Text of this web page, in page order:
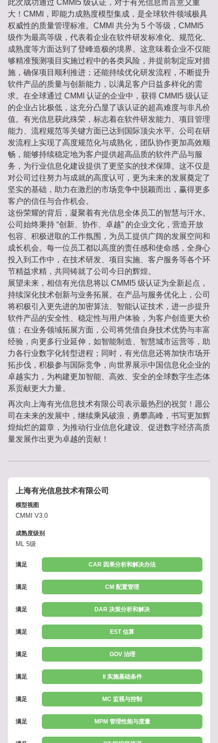
此次成功通过 CMMI5 级认证，对于有光信息而言意义重
大！CMMI，即能力成熟度模型集成，是全球软件领域极具
权威性的质量管理标准。CMMI 共分为 5 个等级，CMMI5
级作为最高等级，代表着企业在软件研发标准化、规范化、
成熟度等方面达到了登峰造极的境界。这意味着企业不仅能
够精准预测项目实施过程中的各类风险，并提前制定应对措
施，确保项目顺利推进；还能持续优化研发流程，不断提升
软件产品的质量与创新能力，以满足客户日益多样化的需
求。在全球通过 CMMI 认证的企业中，获得 CMMI5 级认证
的企业占比极低，这充分凸显了该认证的超高难度与非凡价
值。有光信息获此殊荣，标志着在软件研发能力、项目管理
能力、流程规范等关键方面已达到国际顶尖水平。公司在研
发流程上实现了高度规范化与成熟化，团队协作更加高效顺
畅，能够持续稳定地为客户提供超高品质的软件产品与服
务，为行业信息化建设提供了更坚实的技术保障。这不仅是
对公司过往努力与成就的高度认可，更为未来的发展奠定了
坚实的基础，助力在激烈的市场竞争中脱颖而出，赢得更多
客户的信任与合作机会。
这份荣耀的背后，凝聚着有光信息全体员工的智慧与汗水。
公司始终秉持 “创新、协作、卓越” 的企业文化，营造开放
包容、积极进取的工作氛围，为员工提供广阔的发展空间和
成长机会。每一位员工都以高度的责任感和使命感，全身心
投入到工作中，在技术研发、项目实施、客户服务等各个环
节精益求精，共同铸就了公司今日的辉煌。
展望未来，相信有光信息将以 CMMI5 级认证为全新起点，
持续深化技术创新与业务拓展。在产品与服务优化上，公司
将积极引入更先进的加密算法、智能认证技术，进一步提升
软件产品的安全性、稳定性与用户体验，为客户创造更大价
值；在业务领域拓展方面，公司将凭借自身技术优势与丰富
经验，向更多行业延伸，如智能制造、智慧城市运营等，助
力各行业数字化转型进程；同时，有光信息还将加快市场开
拓步伐，积极参与国际竞争，向世界展示中国信息化企业的
卓越实力，为构建更加智能、高效、安全的全球数字生态体
系贡献更大力量。
再次向上海有光信息技术有限公司表示最热烈的祝贺！愿公
司在未来的发展中，继续乘风破浪，勇攀高峰，书写更加辉
煌灿烂的篇章，为推动行业信息化建设、促进数字经济高质
量发展作出更为卓越的贡献！
上海有光信息技术有限公司
模型视图
CMMI V3.0
成熟度级别
ML 5级
满足 CAR 因果分析和解决办法
满足 CM 配置管理
满足 DAR 决策分析和解决
满足 EST 估算
满足 GOV 治理
满足 II 实施基础条件
满足 MC 监视与控制
满足 MPM 管理性能与度量